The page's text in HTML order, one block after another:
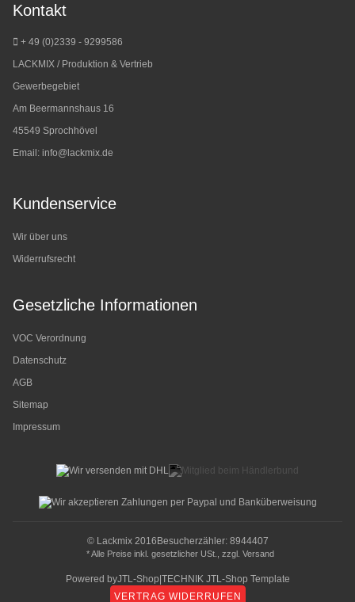
Kontakt
+ 49 (0)2339 - 9299586
LACKMIX / Produktion & Vertrieb
Gewerbegebiet
Am Beermannshaus 16
45549 Sprochhövel
Email: info@lackmix.de
Kundenservice
Wir über uns
Widerrufsrecht
Gesetzliche Informationen
VOC Verordnung
Datenschutz
AGB
Sitemap
Impressum
© Lackmix 2016 Besucherzähler: 8944407
* Alle Preise inkl. gesetzlicher USt., zzgl. Versand
Powered byJTL-Shop TECHNIK JTL-Shop Template
VERTRAG WIDERRUFEN